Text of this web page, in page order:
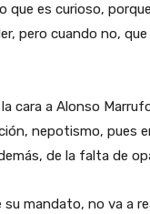
que es curioso,
pero cuando no,
cara a Alonso
nepotismo, pues
de la falta de
mandato, no va a